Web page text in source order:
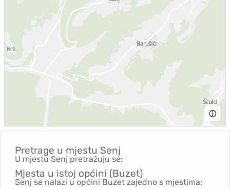
ⓘ
Pretrage u mjestu Senj
U mjestu Senj pretražuju se:
Mjesta u istoj općini (Buzet)
Senj se nalazi u općini Buzet zajedno s mjestima: